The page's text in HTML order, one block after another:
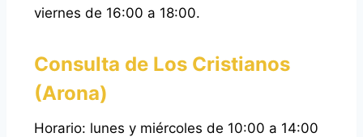
viernes de 16:00 a 18:00.
Consulta de Los Cristianos
(Arona)
Horario: lunes y miércoles de 10:00 a 14:00